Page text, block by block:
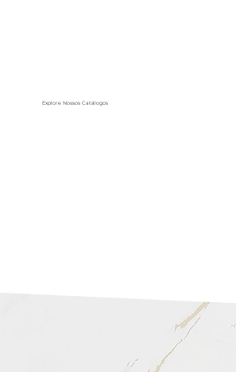
Explore Nossos Catálogos